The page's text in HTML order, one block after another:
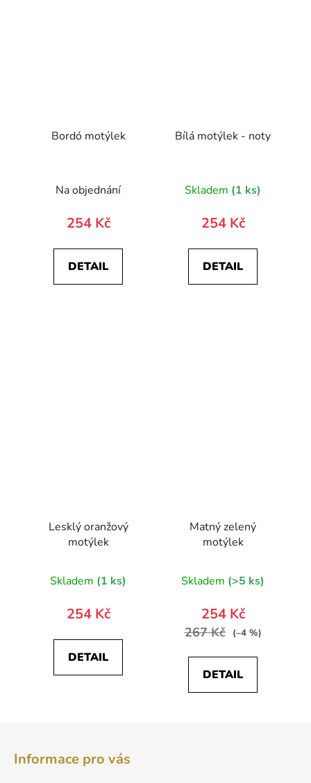
Bordó motýlek
Na objednání
254 Kč
DETAIL
Bílá motýlek - noty
Skladem (1 ks)
254 Kč
DETAIL
Lesklý oranžový
motýlek
Skladem (1 ks)
254 Kč
DETAIL
Matný zelený
motýlek
Skladem (>5 ks)
254 Kč
267 Kč (–4 %)
DETAIL
Informace pro vás